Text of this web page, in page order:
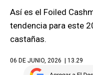
Así es el Foiled
tendencia para este
castañas.
06 DE JUNIO, 2026 | 13.29